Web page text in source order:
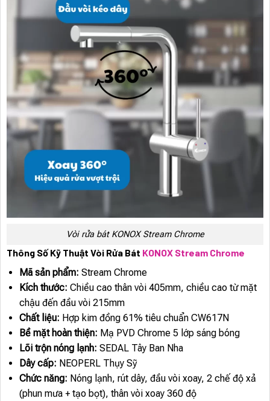
Vòi rửa bát KONOX Stream Chrome
Thông Số Kỹ Thuật Vòi Rửa Bát KONOX Stream Chrome
Mã sản phẩm: Stream Chrome
Kích thước: Chiều cao thân vòi 405mm, chiều cao từ mặt
chậu đến đầu vòi 215mm
Chất liệu: Hợp kim đồng 61% tiêu chuẩn CW617N
Bề mặt hoàn thiện: Mạ PVD Chrome 5 lớp sáng bóng
Lõi trộn nóng lạnh: SEDAL Tây Ban Nha
Dây cấp: NEOPERL Thụy Sỹ
Chức năng: Nóng lạnh, rút dây, đầu vòi xoay, 2 chế độ xả
(phun mưa + tạo bọt), thân vòi xoay 360 độ